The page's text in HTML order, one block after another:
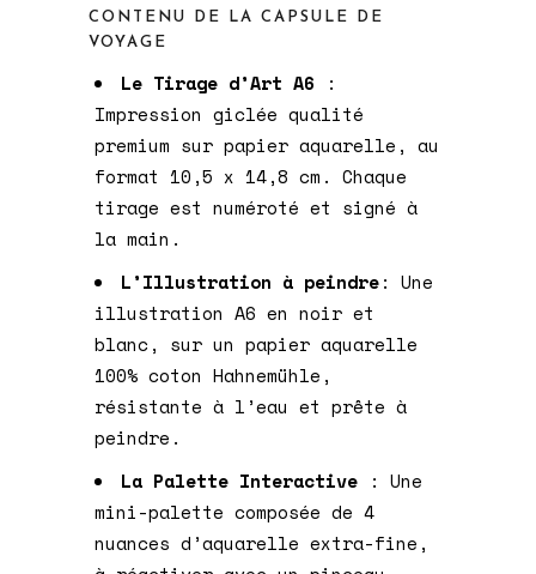
CONTENU DE LA CAPSULE DE
VOYAGE
Le Tirage d’Art A6
:
Impression giclée qualité
premium sur papier aquarelle, au
format 10,5 x 14,8 cm. Chaque
tirage est numéroté et signé à
la main.
L’Illustration à peindre: Une
illustration A6 en noir et
blanc, sur un papier aquarelle
100% coton Hahnemühle,
résistante à l’eau et prête à
peindre.
La Palette Interactive : Une
mini-palette composée de 4
nuances d’aquarelle extra-fine,